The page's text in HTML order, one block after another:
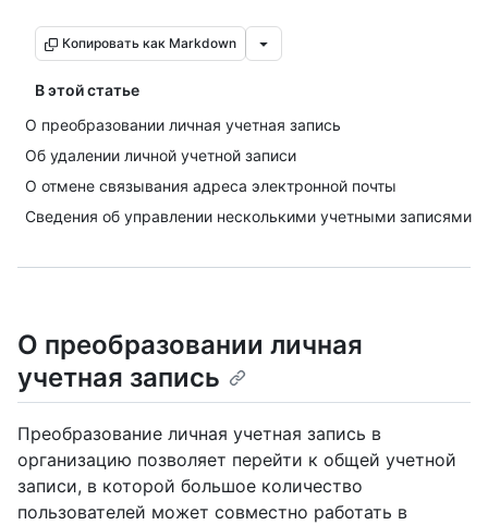
Копировать как Markdown
В этой статье
О преобразовании личная учетная запись
Об удалении личной учетной записи
О отмене связывания адреса электронной почты
Сведения об управлении несколькими учетными записями
О преобразовании личная
учетная запись
Преобразование личная учетная запись в
организацию позволяет перейти к общей учетной
записи, в которой большое количество
пользователей может совместно работать в